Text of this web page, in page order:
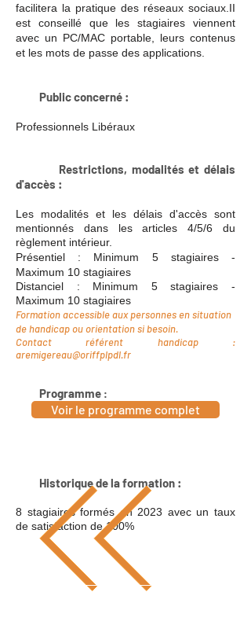
facilitera la pratique des réseaux sociaux. II
est conseillé que les stagiaires viennent
avec un PC/MAC portable, leurs contenus
et les mots de passe des applications.
Public concerné :
Professionnels Libéraux
Restrictions, modalités et délais
d'accès :
Les modalités et les délais d'accès sont
mentionnés dans les articles 4/5/6 du
règlement intérieur.
Présentiel : Minimum 5 stagiaires -
Maximum 10 stagiaires
Distanciel : Minimum 5 stagiaires -
Maximum 10 stagiaires
Formation accessible aux personnes en situation
de handicap ou orientation si besoin.
Contact référent handicap :
aremigereau@oriffplpdl.fr
Programme :
Historique de la formation :
8 stagiaires formés en 2023 avec un taux
de satisfaction de 100%
Voir le programme complet